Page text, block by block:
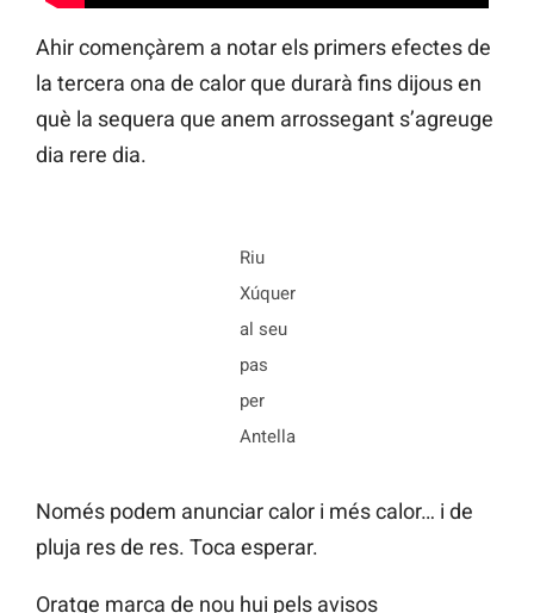
Ahir començàrem a notar els primers efectes de
la tercera ona de calor que durarà fins dijous en
què la sequera que anem arrossegant s’agreuge
dia rere dia.
Riu
Xúquer
al seu
pas
per
Antella
Només podem anunciar calor i més calor… i de
pluja res de res. Toca esperar.
Oratge marca de nou hui pels avisos